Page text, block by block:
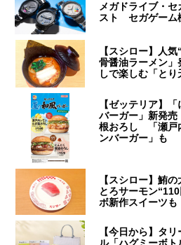
メガドライブ・
スト セガゲーム
【スシロー】人
骨醤油ラーメン
しで楽しむ「と
【ゼッテリア】
バーガー」新発
根おろし 「瀬戸
ンバーガー」も
【スシロー】鮪
とろサーモン
ボ新作スイーツも
【今日から】タ